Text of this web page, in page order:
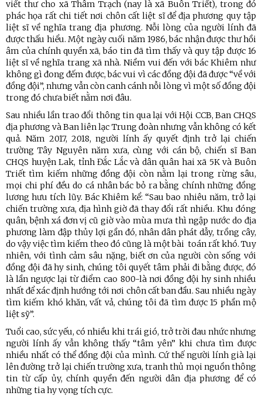
viết thư cho xã Thâm Trạch (nay là xã Buôn Triết), trong đó
phác họa rất chi tiết nơi chôn cất liệt sĩ để địa phương quy tập
liệt sĩ về nghĩa trang địa phương. Nỗi lòng của người lính đã
được thấu hiểu. Một ngày cuối năm 1986, bác nhận được thư hồi
âm của chính quyền xã, báo tin đã tìm thấy và quy tập được 16
liệt sĩ về nghĩa trang xã nhà. Niềm vui đến với bác Khiêm như
không gì đong đếm được, bác vui vì các đồng đội đã được “về với
đồng đội”, nhưng vẫn còn canh cánh nỗi lòng vì một số đồng đội
trong đó chưa biết nằm nơi đâu.
Sau nhiều lần trao đổi thông tin qua lại với Hội CCB, Ban CHQS
địa phương và Ban liên lạc Trung đoàn nhưng vẫn không có kết
quả. Năm 2017, 2018, người lính ấy quyết định trở lại chiến
trường Tây Nguyên năm xưa, cùng với cán bộ, chiến sĩ Ban
CHQS huyện Lak, tỉnh Đắc Lắc và dân quân hai xã 5K và Buôn
Triết tìm kiếm những đồng đội còn nằm lại trong rừng sâu,
mọi chi phí đều do cá nhân bác bỏ ra bằng chính những đồng
lương hưu tích lũy. Bác Khiêm kể: “Sau bao nhiêu năm, trở lại
chiến trường xưa, địa hình giờ đã thay đổi rất nhiều. Khu đóng
quân, bệnh xá đơn vị cũ giờ vào mùa mưa thì ngập nước do địa
phương làm đập thủy lợi gần đó, nhân dân phát dẫy, trồng cây,
do vậy việc tìm kiếm theo đó cũng là một bài toán rất khó. Tuy
nhiên, với tình cảm sâu nặng, biết ơn của người còn sống với
đồng đội đã hy sinh, chúng tôi quyết tâm phải đi bằng được, đó
là lần ngược lại từ điểm cao 800-là nơi đồng đội hy sinh nhiều
nhất để xác định hướng tới nơi chôn cất ban đầu. Sau nhiều ngày
tìm kiếm khó khăn, vất vả, chúng tôi đã tìm được 15 phần mộ
liệt sỹ”.
Tuổi cao, sức yếu, có nhiều khi trái gió, trở trời đau nhức nhưng
người lính ấy vẫn không thấy “tâm yên” khi chưa tìm được
nhiều nhất có thể đồng đội của mình. Cứ thế người lính già lại
lên đường trở lại chiến trường xưa, tranh thủ mọi nguồn thông
tin từ cấp ủy, chính quyền đến người dân địa phương để có
những tia hy vọng tích cực.